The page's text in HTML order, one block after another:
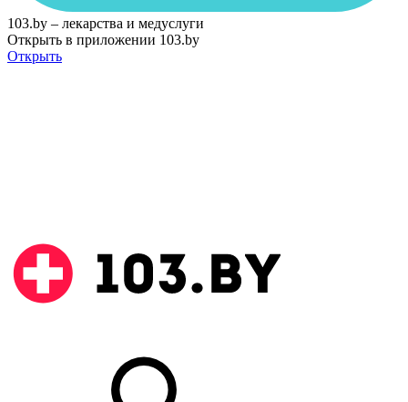
103.by – лекарства и медуслуги
Открыть в приложении 103.by
Открыть